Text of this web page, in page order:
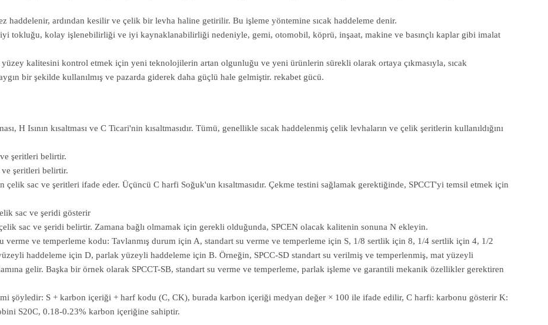
haddelenir, ardından kesilir ve çelik bir levha haline getirilir. Bu işleme yöntemine sıcak haddeleme denir.
tokluğu, kolay işlenebilirliği ve iyi kaynaklanabilirliği nedeniyle, gemi, otomobil, köprü, inşaat, makine ve basınçlı kaplar gibi imalat
kalitesini kontrol etmek için yeni teknolojilerin artan olgunluğu ve yeni ürünlerin sürekli olarak ortaya çıkmasıyla, sıcak
bir şekilde kullanılmış ve pazarda giderek daha güçlü hale gelmiştir. rekabet gücü.
H Isının kısaltması ve C Ticari'nin kısaltmasıdır. Tümü, genellikle sıcak haddelenmiş çelik levhaların ve çelik şeritlerin kullanıldığını
şeritleri belirtir.
ve şeritleri belirtir.
sac ve şeritleri ifade eder. Üçüncü C harfi Soğuk'un kısaltmasıdır. Çekme testini sağlamak gerektiğinde, SPCCT'yi temsil etmek için
sac ve şeridi gösterir
sac ve şeridi belirtir. Zamana bağlı olmamak için gerekli olduğunda, SPCEN olacak kalitenin sonuna N ekleyin.
ve temperleme kodu: Tavlanmış durum için A, standart su verme ve temperleme için S, 1/8 sertlik için 8, 1/4 sertlik için 4, 1/2
haddeleme için D, parlak yüzeyli haddeleme için B. Örneğin, SPCC-SD standart su verilmiş ve temperlenmiş, mat yüzeyli
gelir. Başka bir örnek olarak SPCCT-SB, standart su verme ve temperleme, parlak işleme ve garantili mekanik özellikler gerektiren
şöyledir: S + karbon içeriği + harf kodu (C, CK), burada karbon içeriği medyan değer × 100 ile ifade edilir, C harfi: karbonu gösterir K:
S20C, 0.18-0.23% karbon içeriğine sahiptir.